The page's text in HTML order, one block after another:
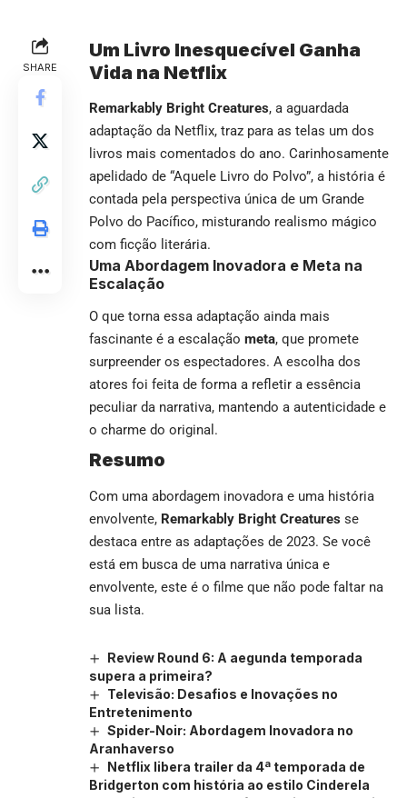
SHARE
Um Livro Inesquecível Ganha
Vida na Netflix
Remarkably Bright Creatures, a aguardada
adaptação da Netflix, traz para as telas um dos
livros mais comentados do ano. Carinhosamente
apelidado de “Aquele Livro do Polvo”, a história é
contada pela perspectiva única de um Grande
Polvo do Pacífico, misturando realismo mágico
com ficção literária.
Uma Abordagem Inovadora e Meta na
Escalação
O que torna essa adaptação ainda mais
fascinante é a escalação meta, que promete
surpreender os espectadores. A escolha dos
atores foi feita de forma a refletir a essência
peculiar da narrativa, mantendo a autenticidade e
o charme do original.
Resumo
Com uma abordagem inovadora e uma história
envolvente, Remarkably Bright Creatures se
destaca entre as adaptações de 2023. Se você
está em busca de uma narrativa única e
envolvente, este é o filme que não pode faltar na
sua lista.
Review Round 6: A aegunda temporada
supera a primeira?
Televisão: Desafios e Inovações no
Entretenimento
Spider-Noir: Abordagem Inovadora no
Aranhaverso
Netflix libera trailer da 4ª temporada de
Bridgerton com história ao estilo Cinderela